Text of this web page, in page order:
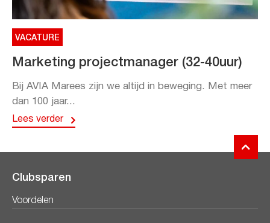
VACATURE
Marketing projectmanager (32-40uur)
Bij AVIA Marees zijn we altijd in beweging. Met meer
dan 100 jaar...
Lees verder
Clubsparen
Voordelen